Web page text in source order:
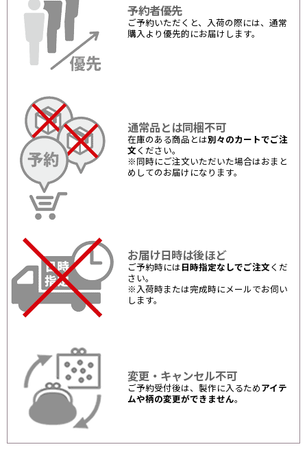
予約者優先
ご予約いただくと、入荷の際には、通常
購入より優先的にお届けします。
通常品とは同梱不可
在庫のある商品とは別々のカートでご注
文 ください。
※同時にご注文いただいた場合はおまと
めしてのお届けになります。
お届け日時は後ほど
ご予約時には 日時指定なしでご注文 くだ
さい。
※入荷時または完成時にメールでお伺い
します。
変更・キャンセル不可
ご予約受付後は、製作に入るため アイテ
ムや柄の変更ができません。